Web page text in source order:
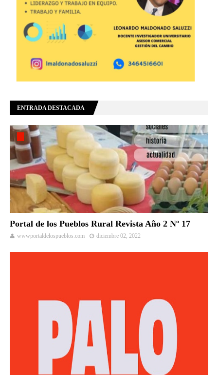
ENTRADA DESTACADA
Portal de los Pueblos Rural Revista Año 2 Nº 17
wwwportaldelospueblos.com diciembre 02, 2022